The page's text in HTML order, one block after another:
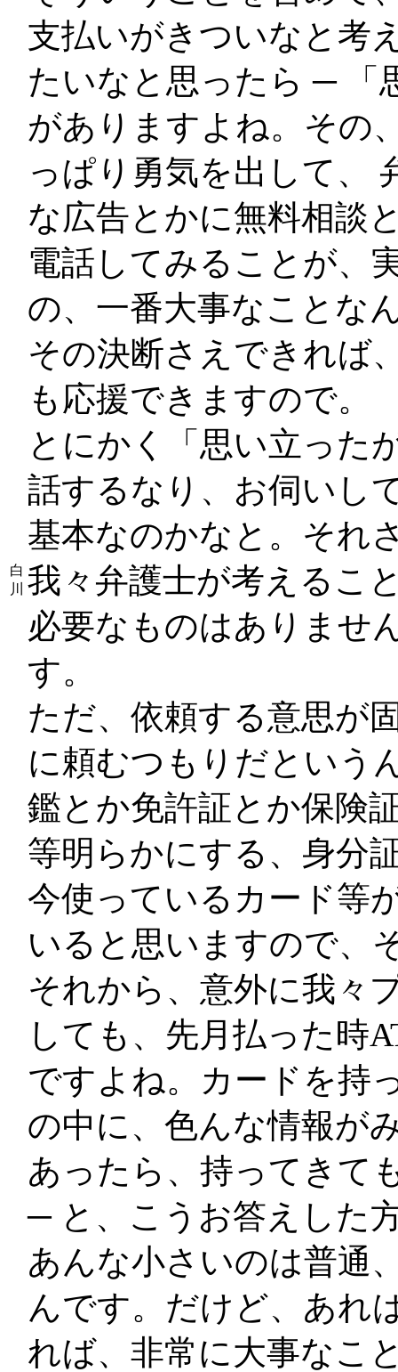
白
川
支払いがきついなと考
たいなと思ったら ─ 「
がありますよね。その
っぱり勇気を出して、
な広告とかに無料相談
電話してみることが、
の、一番大事なことな
その決断さえできれば
も応援できますので。
とにかく「思い立った
話するなり、お伺いし
基本なのかなと。それ
我々弁護士が考えるこ
必要なものはありませ
す。
ただ、依頼する意思が
に頼むつもりだという
鑑とか免許証とか保険
等明らかにする、身分
今使っているカード等
いると思いますので、
それから、意外に我々
しても、先月払った時
ですよね。カードを持
の中に、色んな情報が
あったら、持ってきて
─ と、こうお答えした
あんな小さいのは普通
んです。だけど、あれ
れば、非常に大事なこ